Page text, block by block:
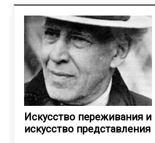
Искусство переживания и
искусство представления